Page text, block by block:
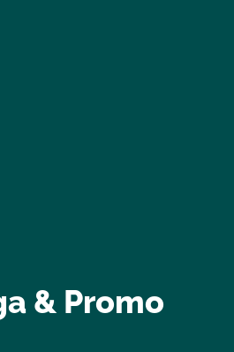
& Promo